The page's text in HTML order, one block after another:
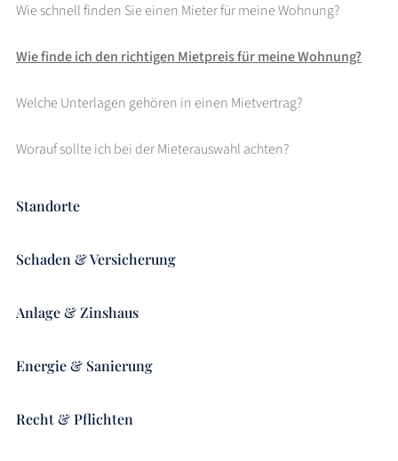
Wie schnell finden Sie einen Mieter für meine Wohnung?
Wie finde ich den richtigen Mietpreis für meine Wohnung?
Welche Unterlagen gehören in einen Mietvertrag?
Worauf sollte ich bei der Mieterauswahl achten?
Standorte
Schaden & Versicherung
Anlage & Zinshaus
Energie & Sanierung
Recht & Pflichten